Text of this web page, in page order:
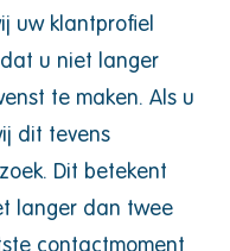
uw klantprofiel
u niet langer
te maken. Als u
dit tevens
Dit betekent
langer dan twee
contactmoment